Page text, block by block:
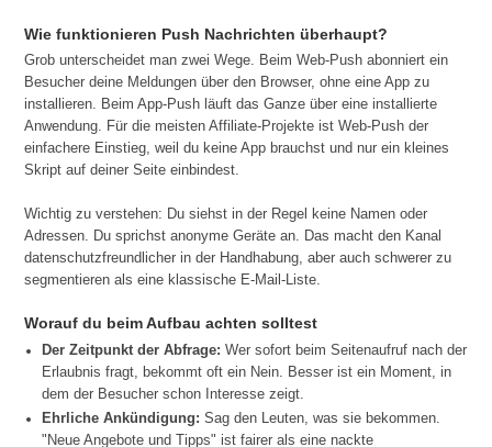
Wie funktionieren Push Nachrichten überhaupt?
Grob unterscheidet man zwei Wege. Beim Web-Push abonniert ein
Besucher deine Meldungen über den Browser, ohne eine App zu
installieren. Beim App-Push läuft das Ganze über eine installierte
Anwendung. Für die meisten Affiliate-Projekte ist Web-Push der
einfachere Einstieg, weil du keine App brauchst und nur ein kleines
Skript auf deiner Seite einbindest.
Wichtig zu verstehen: Du siehst in der Regel keine Namen oder
Adressen. Du sprichst anonyme Geräte an. Das macht den Kanal
datenschutzfreundlicher in der Handhabung, aber auch schwerer zu
segmentieren als eine klassische E-Mail-Liste.
Worauf du beim Aufbau achten solltest
Der Zeitpunkt der Abfrage: Wer sofort beim Seitenaufruf nach der
Erlaubnis fragt, bekommt oft ein Nein. Besser ist ein Moment, in
dem der Besucher schon Interesse zeigt.
Ehrliche Ankündigung: Sag den Leuten, was sie bekommen.
"Neue Angebote und Tipps" ist fairer als eine nackte